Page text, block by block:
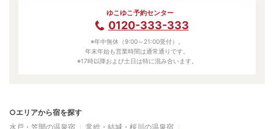
ゆこゆこ予約センター
0120-333-333
※年中無休（9:00～21:00受付）。
年末年始も営業時間は通常通りです。
※17時以降および土日は特に混み合います。
○エリアから宿を探す
水戸・笠間の温泉宿
常総・結城・桜川の温泉宿